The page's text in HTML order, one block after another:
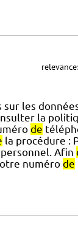
relevance:
les
la
de
la procédure :
Afin
numéro de